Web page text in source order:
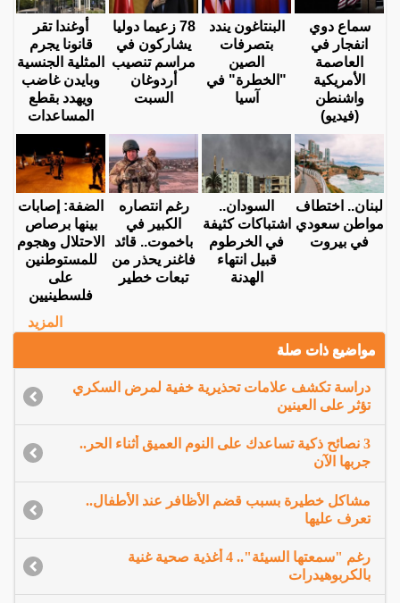
سماع دوي
انفجار في
العاصمة
الأمريكية
واشنطن
(فيديو)
البنتاغون يندد
بتصرفات
الصين
"الخطرة" في
آسيا
78 زعيما دوليا
يشاركون في
مراسم تنصيب
أردوغان
السبت
أوغندا تقر
قانونا يجرم
المثلية الجنسية
وبايدن غاضب
ويهدد بقطع
المساعدات
لبنان.. اختطاف
مواطن سعودي
في بيروت
السودان..
اشتباكات كثيفة
في الخرطوم
قبيل انتهاء
الهدنة
رغم انتصاره
الكبير في
باخموت.. قائد
فاغنر يحذر من
تبعات خطير
الضفة: إصابات
بينها برصاص
الاحتلال وهجوم
للمستوطنين
على
فلسطينيين
المزيد
مواضيع ذات صلة
دراسة تكشف علامات تحذيرية خفية لمرض السكري
تؤثر على العينين
3 نصائح ذكية تساعدك على النوم العميق أثناء الحر..
جربها الآن
مشاكل خطيرة بسبب قضم الأظافر عند الأطفال..
تعرف عليها
رغم "سمعتها السيئة".. 4 أغذية صحية غنية
بالكربوهيدرات